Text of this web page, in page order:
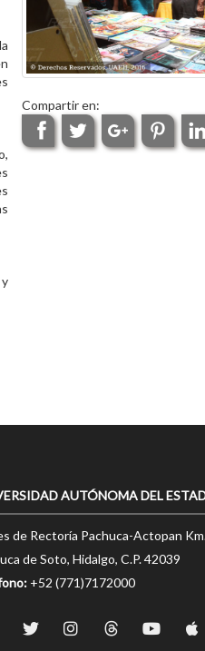
Compartir en:
AUTÓNOMA DEL
de Rectoría Pachuca-Actopan
de Soto, Hidalgo, C.P. 42039
+52 (771)7172000